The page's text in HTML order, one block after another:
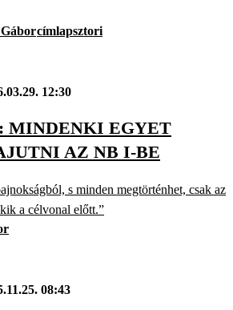
címlapsztori
12:30
MINDENKI EGYET
AZ NB I-BE
s minden megtörténhet, csak az
a célvonal előtt.”
08:43